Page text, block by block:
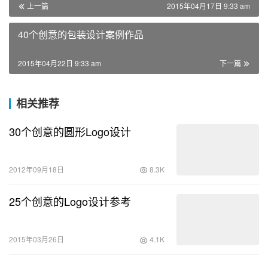
上一篇 2015年04月17日 9:33 am
40个创意的包装设计案例作品
下一篇
2015年04月22日 9:33 am
相关推荐
30个创意的圆形Logo设计
2012年09月18日 8.3K
25个创意的Logo设计参考
2015年03月26日 4.1K